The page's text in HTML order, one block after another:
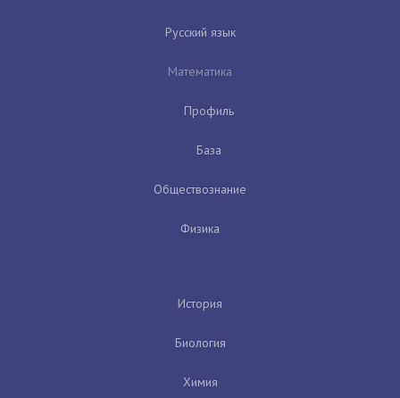
Русский язык
Математика
Профиль
База
Обществознание
Физика
История
Биология
Химия